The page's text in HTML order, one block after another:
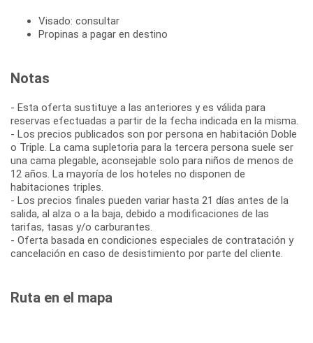
Visado: consultar
Propinas a pagar en destino
Notas
- Esta oferta sustituye a las anteriores y es válida para
reservas efectuadas a partir de la fecha indicada en la misma.
- Los precios publicados son por persona en habitación Doble
o Triple. La cama supletoria para la tercera persona suele ser
una cama plegable, aconsejable solo para niños de menos de
12 años. La mayoría de los hoteles no disponen de
habitaciones triples.
- Los precios finales pueden variar hasta 21 días antes de la
salida, al alza o a la baja, debido a modificaciones de las
tarifas, tasas y/o carburantes.
- Oferta basada en condiciones especiales de contratación y
cancelación en caso de desistimiento por parte del cliente.
Ruta en el mapa